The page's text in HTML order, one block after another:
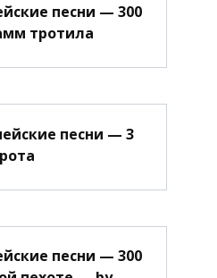
песни — 300
тротила
песни — 3
рота
песни — 300